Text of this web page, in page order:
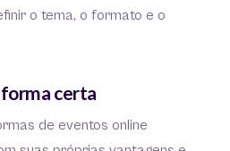
o tema, o formato e o
certa
de eventos online